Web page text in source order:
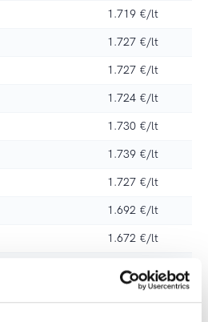
1.719 €/lt
1.727 €/lt
1.727 €/lt
1.724 €/lt
1.730 €/lt
1.739 €/lt
1.727 €/lt
1.692 €/lt
1.672 €/lt